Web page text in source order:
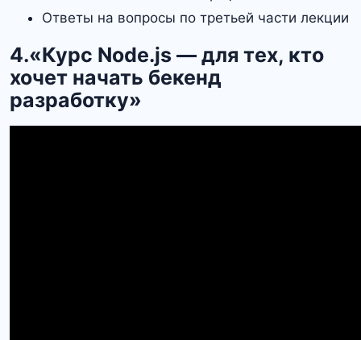
Ответы на вопросы по третьей части лекции
4.«Курс Node.js — для тех, кто
хочет начать бекенд
разработку»